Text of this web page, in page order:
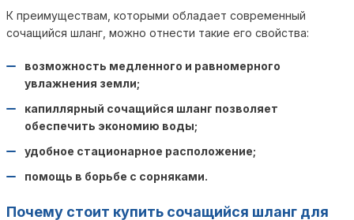
К преимуществам, которыми обладает современный
сочащийся шланг, можно отнести такие его свойства:
возможность медленного и равномерного
увлажнения земли;
капиллярный сочащийся шланг позволяет
обеспечить экономию воды;
удобное стационарное расположение;
помощь в борьбе с сорняками.
Почему стоит купить сочащийся шланг для